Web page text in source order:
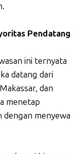
Pendatang
ini ternyata
datang dari
dan
menetap
menyewa